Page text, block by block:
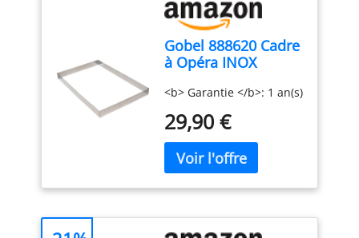
Gobel 888620 Cadre
à Opéra INOX
<b> Garantie </b>: 1 an(s)
29,90 €